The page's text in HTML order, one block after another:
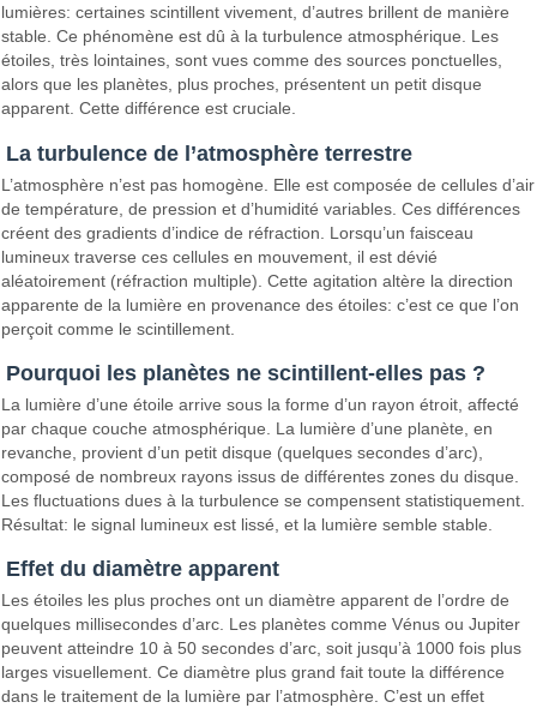
lumières: certaines scintillent vivement, d’autres brillent de manière
stable. Ce phénomène est dû à la turbulence atmosphérique. Les
étoiles, très lointaines, sont vues comme des sources ponctuelles,
alors que les planètes, plus proches, présentent un petit disque
apparent. Cette différence est cruciale.
La turbulence de l’atmosphère terrestre
L’atmosphère n’est pas homogène. Elle est composée de cellules d’air
de température, de pression et d’humidité variables. Ces différences
créent des gradients d’indice de réfraction. Lorsqu’un faisceau
lumineux traverse ces cellules en mouvement, il est dévié
aléatoirement (réfraction multiple). Cette agitation altère la direction
apparente de la lumière en provenance des étoiles: c’est ce que l’on
perçoit comme le scintillement.
Pourquoi les planètes ne scintillent-elles pas ?
La lumière d’une étoile arrive sous la forme d’un rayon étroit, affecté
par chaque couche atmosphérique. La lumière d’une planète, en
revanche, provient d’un petit disque (quelques secondes d’arc),
composé de nombreux rayons issus de différentes zones du disque.
Les fluctuations dues à la turbulence se compensent statistiquement.
Résultat: le signal lumineux est lissé, et la lumière semble stable.
Effet du diamètre apparent
Les étoiles les plus proches ont un diamètre apparent de l’ordre de
quelques millisecondes d’arc. Les planètes comme Vénus ou Jupiter
peuvent atteindre 10 à 50 secondes d’arc, soit jusqu’à 1000 fois plus
larges visuellement. Ce diamètre plus grand fait toute la différence
dans le traitement de la lumière par l’atmosphère. C’est un effet